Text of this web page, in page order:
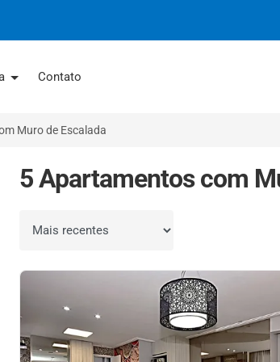
Contato
Muro de Escalada
5 Apartamentos com
Ordenar por